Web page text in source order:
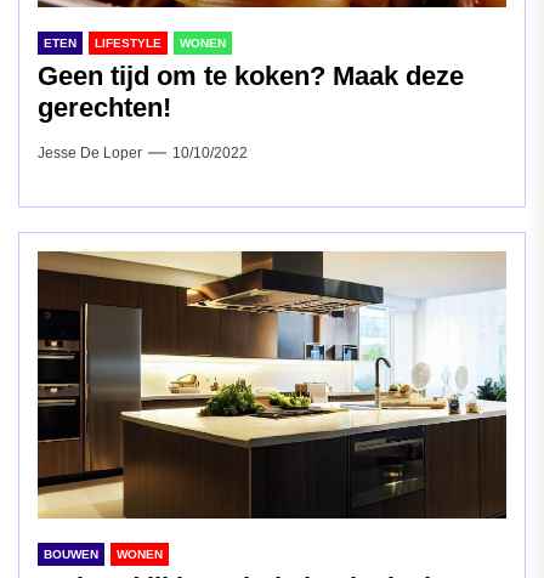
ETEN LIFESTYLE WONEN
Geen tijd om te koken? Maak deze
gerechten!
Jesse De Loper 10/10/2022
BOUWEN WONEN